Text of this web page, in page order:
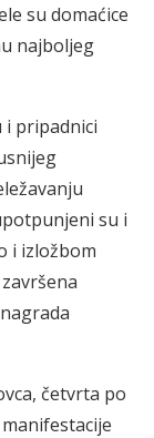
su domaćice
najboljeg
pripadnici
su i
i izložbom
četvrta po